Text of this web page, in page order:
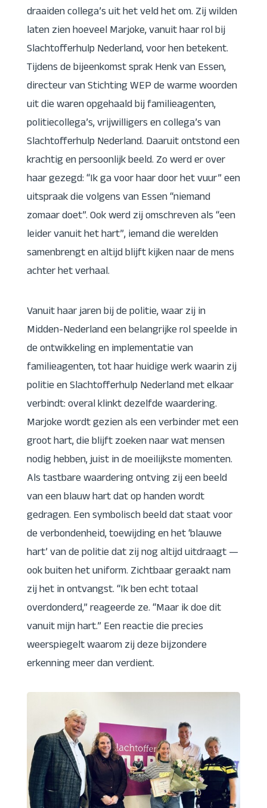
draaiden collega’s uit het veld het om. Zij wilden
laten zien hoeveel Marjoke, vanuit haar rol bij
Slachtofferhulp Nederland, voor hen betekent.
Tijdens de bijeenkomst sprak Henk van Essen,
directeur van Stichting WEP de warme woorden
uit die waren opgehaald bij familieagenten,
politiecollega’s, vrijwilligers en collega’s van
Slachtofferhulp Nederland. Daaruit ontstond een
krachtig en persoonlijk beeld. Zo werd er over
haar gezegd: “Ik ga voor haar door het vuur” een
uitspraak die volgens van Essen “niemand
zomaar doet”. Ook werd zij omschreven als “een
leider vanuit het hart”, iemand die werelden
samenbrengt en altijd blijft kijken naar de mens
achter het verhaal.
Vanuit haar jaren bij de politie, waar zij in
Midden-Nederland een belangrijke rol speelde in
de ontwikkeling en implementatie van
familieagenten, tot haar huidige werk waarin zij
politie en Slachtofferhulp Nederland met elkaar
verbindt: overal klinkt dezelfde waardering.
Marjoke wordt gezien als een verbinder met een
groot hart, die blijft zoeken naar wat mensen
nodig hebben, juist in de moeilijkste momenten.
Als tastbare waardering ontving zij een beeld
van een blauw hart dat op handen wordt
gedragen. Een symbolisch beeld dat staat voor
de verbondenheid, toewijding en het ‘blauwe
hart’ van de politie dat zij nog altijd uitdraagt —
ook buiten het uniform. Zichtbaar geraakt nam
zij het in ontvangst. “Ik ben echt totaal
overdonderd,” reageerde ze. “Maar ik doe dit
vanuit mijn hart.” Een reactie die precies
weerspiegelt waarom zij deze bijzondere
erkenning meer dan verdient.